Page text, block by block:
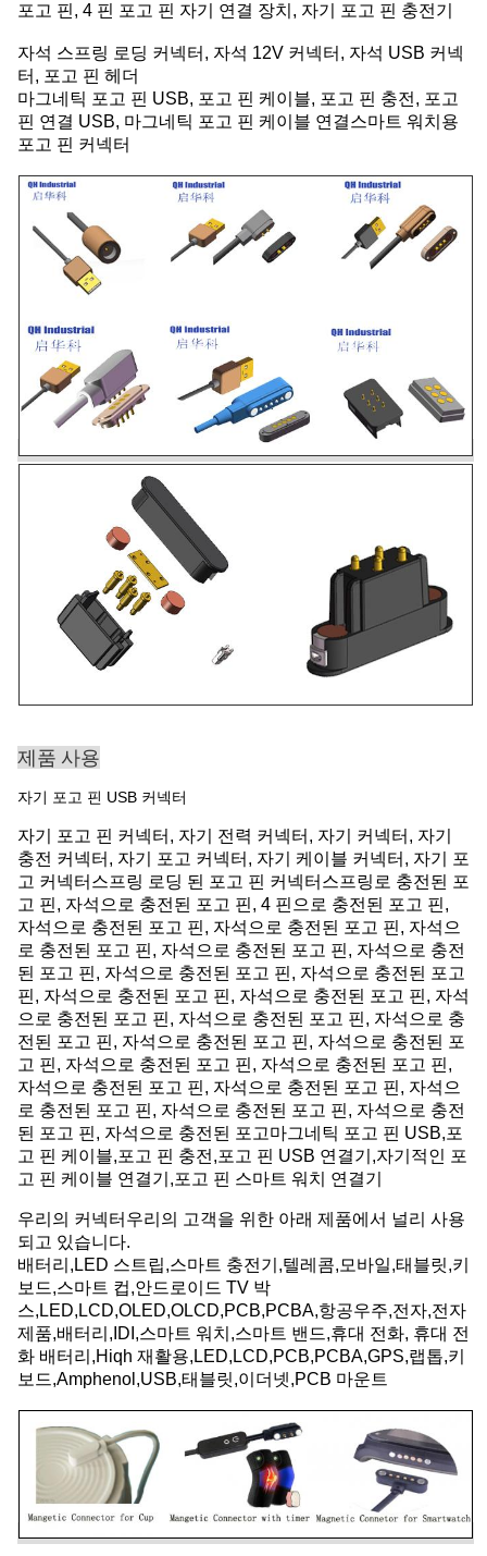
포고 핀, 4 핀 포고 핀 자기 연결 장치, 자기 포고 핀 충전기
자석 스프링 로딩 커넥터, 자석 12V 커넥터, 자석 USB 커넥
터, 포고 핀 헤더
마그네틱 포고 핀 USB, 포고 핀 케이블, 포고 핀 충전, 포고
핀 연결 USB, 마그네틱 포고 핀 케이블 연결스마트 워치용
포고 핀 커넥터
제품 사용
자기 포고 핀 USB 커넥터
자기 포고 핀 커넥터, 자기 전력 커넥터, 자기 커넥터, 자기
충전 커넥터, 자기 포고 커넥터, 자기 케이블 커넥터, 자기 포
고 커넥터스프링 로딩 된 포고 핀 커넥터스프링로 충전된 포
고 핀, 자석으로 충전된 포고 핀, 4 핀으로 충전된 포고 핀,
자석으로 충전된 포고 핀, 자석으로 충전된 포고 핀, 자석으
로 충전된 포고 핀, 자석으로 충전된 포고 핀, 자석으로 충전
된 포고 핀, 자석으로 충전된 포고 핀, 자석으로 충전된 포고
핀, 자석으로 충전된 포고 핀, 자석으로 충전된 포고 핀, 자석
으로 충전된 포고 핀, 자석으로 충전된 포고 핀, 자석으로 충
전된 포고 핀, 자석으로 충전된 포고 핀, 자석으로 충전된 포
고 핀, 자석으로 충전된 포고 핀, 자석으로 충전된 포고 핀,
자석으로 충전된 포고 핀, 자석으로 충전된 포고 핀, 자석으
로 충전된 포고 핀, 자석으로 충전된 포고 핀, 자석으로 충전
된 포고 핀, 자석으로 충전된 포고마그네틱 포고 핀 USB,포
고 핀 케이블,포고 핀 충전,포고 핀 USB 연결기,자기적인 포
고 핀 케이블 연결기,포고 핀 스마트 워치 연결기
우리의 커넥터 우리의 고객을 위한 아래 제품에서 널리 사용
되고 있습니다.
배터리,LED 스트립,스마트 충전기,텔레콤,모바일,태블릿,키
보드,스마트 컵,안드로이드 TV 박
스,LED,LCD,OLED,OLCD,PCB,PCBA,항공우주,전자,전자
제품,배터리,IDI,스마트 워치,스마트 밴드,휴대 전화, 휴대 전
화 배터리,Hiqh 재활용,LED,LCD,PCB,PCBA,GPS,랩톱,키
보드,Amphenol,USB,태블릿,이더넷,PCB 마운트